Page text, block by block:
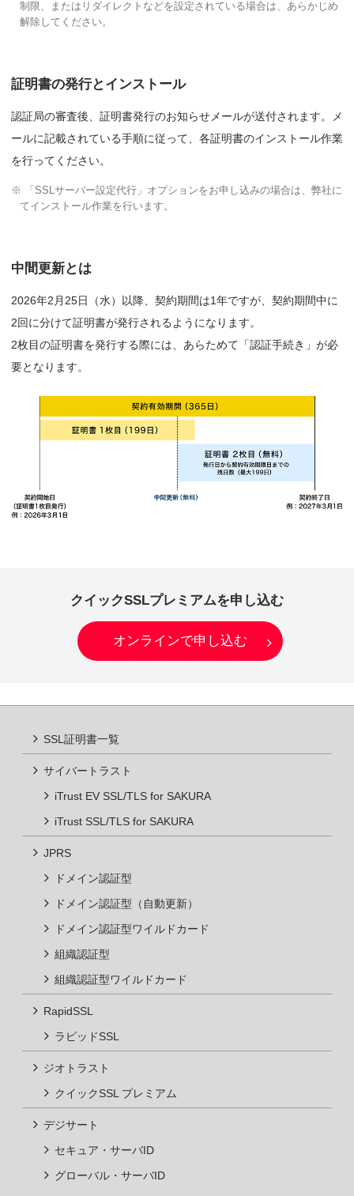
制限、またはリダイレクトなどを設定されている場合は、あらかじめ
解除してください。
証明書の発行とインストール
認証局の審査後、証明書発行のお知らせメールが送付されます。メ
ールに記載されている手順に従って、各証明書のインストール作業
を行ってください。
※ 「SSLサーバー設定代行」オプションをお申し込みの場合は、弊社に
てインストール作業を行います。
中間更新とは
2026年2月25日（水）以降、契約期間は1年ですが、契約期間中に
2回に分けて証明書が発行されるようになります。
2枚目の証明書を発行する際には、あらためて「認証手続き」が必
要となります。
クイックSSLプレミアムを申し込む
オンラインで申し込む
SSL証明書一覧
iTrust EV SSL/TLS for SAKURA
iTrust SSL/TLS for SAKURA
ドメイン認証型
ドメイン認証型（自動更新）
ドメイン認証型ワイルドカード
組織認証型
組織認証型ワイルドカード
ラピッドSSL
クイックSSL プレミアム
セキュア・サーバID
グローバル・サーバID